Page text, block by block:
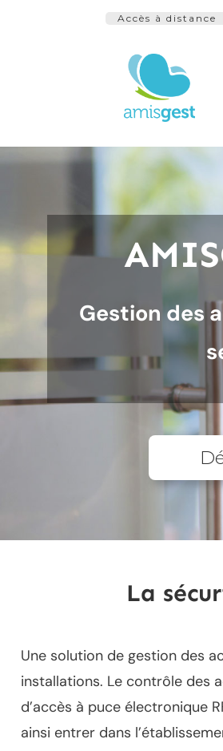
Accès à distance
Gestion des
La
Une solution de gestion des
installations. Le contrôle des
d’accès à puce électronique
ainsi entrer dans